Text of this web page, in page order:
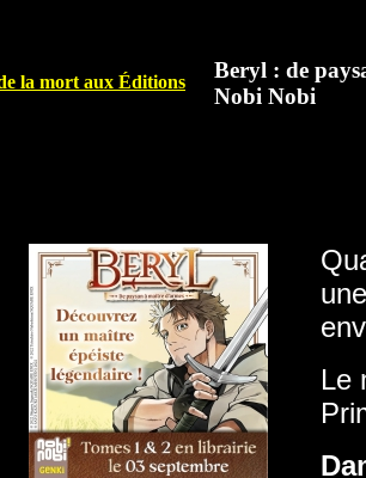
la mort aux Éditions
Beryl : de
Nobi Nobi
Le